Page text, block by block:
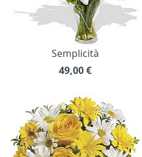
Semplicità
49,00€